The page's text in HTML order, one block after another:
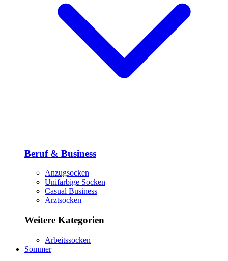
Beruf & Business
Anzugsocken
Unifarbige Socken
Casual Business
Arztsocken
Weitere Kategorien
Arbeitssocken
Sommer